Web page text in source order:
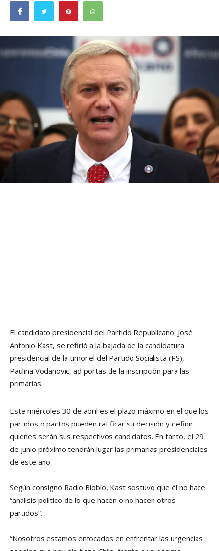
El candidato presidencial del Partido Republicano, José
Antonio Kast, se refirió a la bajada de la candidatura
presidencial de la timonel del Partido Socialista (PS),
Paulina Vodanovic, ad portas de la inscripción para las
primarias.
Este miércoles 30 de abril es el plazo máximo en el que los
partidos o pactos pueden ratificar su decisión y definir
quiénes serán sus respectivos candidatos. En tanto, el 29
de junio próximo tendrán lugar las primarias presidenciales
de este año.
Según consignó Radio Biobío, Kast sostuvo que él no hace
“análisis político de lo que hacen o no hacen otros
partidos”.
“Nosotros estamos enfocados en enfrentar las urgencias